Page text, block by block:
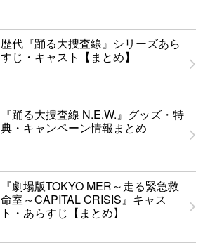
歴代『踊る大捜査線』シリーズあら
すじ・キャスト【まとめ】
『踊る大捜査線 N.E.W.』グッズ・特
典・キャンペーン情報まとめ
『劇場版TOKYO MER～走る緊急救
命室～CAPITAL CRISIS』キャス
ト・あらすじ【まとめ】